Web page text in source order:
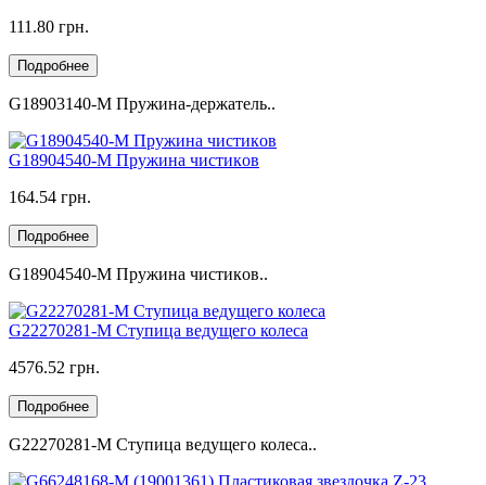
111.80 грн.
Подробнее
G18903140-M Пружина-держатель..
G18904540-M Пружина чистикoв
164.54 грн.
Подробнее
G18904540-M Пружина чистикoв..
G22270281-M Ступица ведущего колеса
4576.52 грн.
Подробнее
G22270281-M Ступица ведущего колеса..